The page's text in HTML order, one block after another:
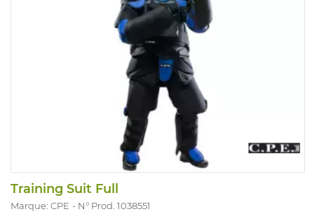
Training Suit Full
Marque: CPE N° Prod. 1038551